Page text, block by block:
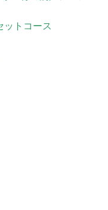
ットコース